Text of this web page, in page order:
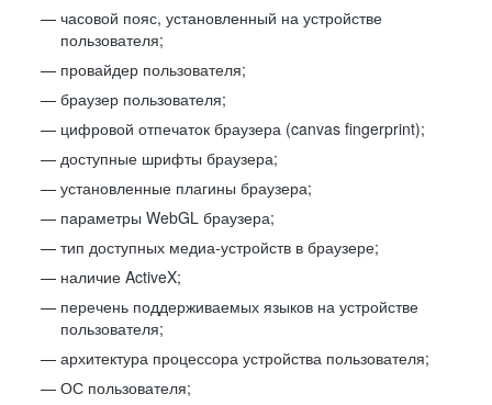
часовой пояс, установленный на устройстве
пользователя;
провайдер пользователя;
браузер пользователя;
цифровой отпечаток браузера (canvas fingerprint);
доступные шрифты браузера;
установленные плагины браузера;
параметры WebGL браузера;
тип доступных медиа-устройств в браузере;
наличие ActiveX;
перечень поддерживаемых языков на устройстве
пользователя;
архитектура процессора устройства пользователя;
ОС пользователя;